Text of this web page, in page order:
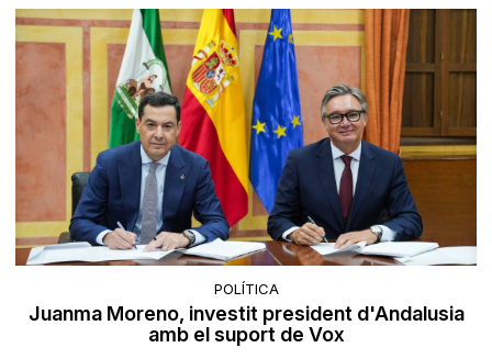
POLÍTICA
Juanma Moreno, investit president d'Andalusia
amb el suport de Vox